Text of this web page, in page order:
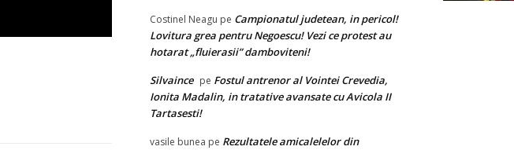
Costinel Neagu pe Campionatul judetean, in pericol!
Lovitura grea pentru Negoescu! Vezi ce protest au
hotarat „fluierasii” damboviteni!
Silvaince pe Fostul antrenor al Vointei Crevedia,
Ionita Madalin, in tratative avansate cu Avicola II
Tartasesti!
vasile bunea pe Rezultatele amicalelelor din